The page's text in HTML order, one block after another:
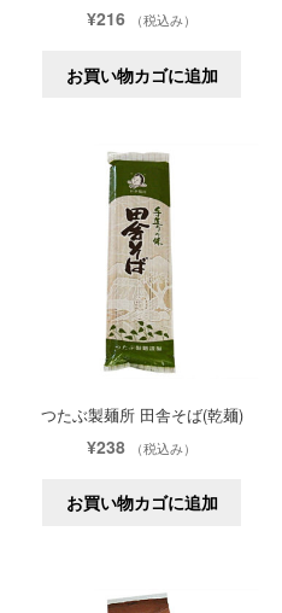
¥216 （税込み）
お買い物カゴに追加
つたぶ製麺所 田舎そば(乾麺)
¥238 （税込み）
お買い物カゴに追加